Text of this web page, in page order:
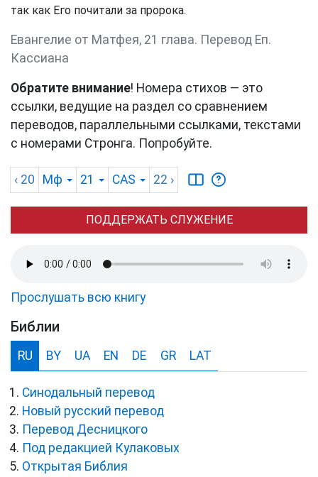
так как Его почитали за пророка.
Евангелие от Матфея, 21 глава. Перевод Еп.
Кассиана
Обратите внимание! Номера стихов — это
ссылки, ведущие на раздел со сравнением
переводов, параллельными ссылками, текстами
с номерами Стронга. Попробуйте.
‹ 20 Мф 21 CAS 22 ›
ПОДДЕРЖАТЬ СЛУЖЕНИЕ
Прослушать всю книгу
Библии
RU BY UA EN DE GR LAT
Синодальный перевод
Новый русский перевод
Перевод Десницкого
Под редакцией Кулаковых
Открытая Библия